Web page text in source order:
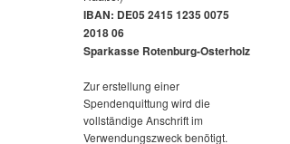
IBAN: DE05 2415 1235 0075
2018 06
Sparkasse Rotenburg-Osterholz
Zur erstellung einer
Spendenquittung wird die
vollständige Anschrift im
Verwendungszweck benötigt.